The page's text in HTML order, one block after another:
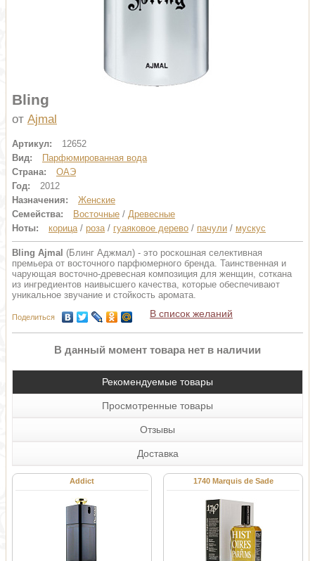
Bling
от Ajmal
Артикул:
12652
Вид:
Парфюмированная вода
Страна:
ОАЭ
Год:
2012
Назначения:
Женские
Семейства:
Восточные / Древесные
Ноты:
корица/ роза/ гуаяковое дерево / пачули / мускус
Bling Ajmal (Блинг Аджмал) - это роскошная селективная
премьера от восточного парфюмерного бренда. Таинственная и
чарующая восточно-древесная композиция для женщин, соткана
из ингредиентов наивысшего качества, которые обеспечивают
уникальное звучание и стойкость аромата.
Поделиться В список желаний
В данный момент товара нет в наличии
Рекомендуемые товары
Просмотренные товары
Отзывы
Доставка
Addict 1740 Marquis de Sade